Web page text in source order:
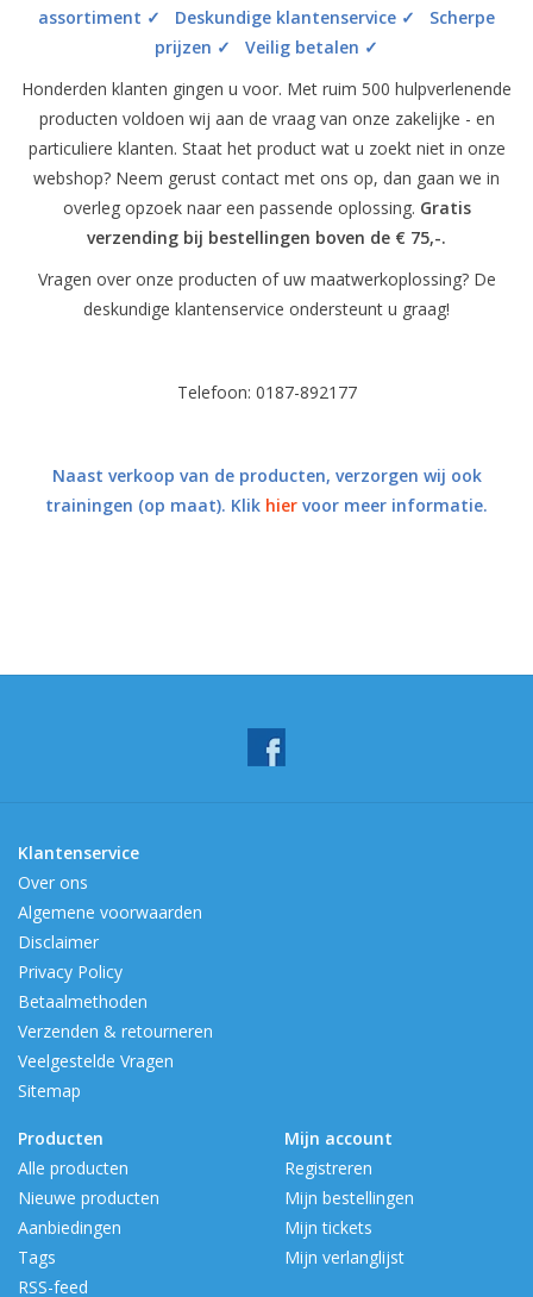
assortiment ✓ Deskundige klantenservice ✓ Scherpe
prijzen ✓ Veilig betalen ✓
Honderden klanten gingen u voor. Met ruim 500 hulpverlenende
producten voldoen wij aan de vraag van onze zakelijke - en
particuliere klanten. Staat het product wat u zoekt niet in onze
webshop? Neem gerust contact met ons op, dan gaan we in
overleg opzoek naar een passende oplossing. Gratis
verzending bij bestellingen boven de € 75,-.
Vragen over onze producten of uw maatwerkoplossing? De
deskundige klantenservice ondersteunt u graag!
Telefoon: 0187-892177
Naast verkoop van de producten, verzorgen wij ook
trainingen (op maat). Klik hier voor meer informatie.
Klantenservice
Over ons
Algemene voorwaarden
Disclaimer
Privacy Policy
Betaalmethoden
Verzenden & retourneren
Veelgestelde Vragen
Sitemap
Producten
Alle producten
Nieuwe producten
Aanbiedingen
Tags
RSS-feed
Mijn account
Registreren
Mijn bestellingen
Mijn tickets
Mijn verlanglijst